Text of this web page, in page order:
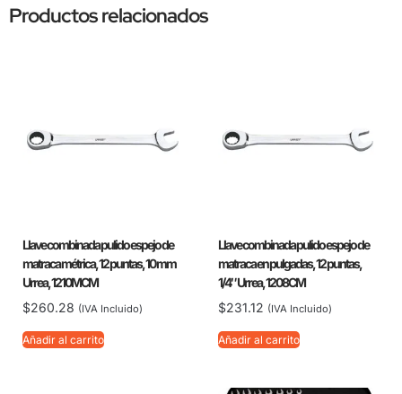
Productos relacionados
Llave combinada pulido espejo de
matraca métrica, 12 puntas, 10 mm
Urrea, 1210MCM
$260.28 (IVA Incluido)
Añadir al carrito
Llave combinada pulido espejo de
matraca en pulgadas, 12 puntas,
1/4″ Urrea, 1208CM
$231.12 (IVA Incluido)
Añadir al carrito